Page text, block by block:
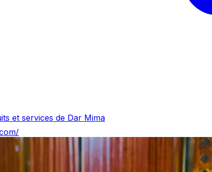
et services de Dar Mima